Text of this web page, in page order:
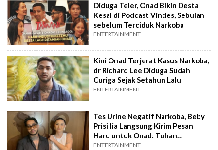
Diduga Teler, Onad Bikin Desta
Kesal di Podcast Vindes, Sebulan
sebelum Terciduk Narkoba
ENTERTAINMENT
Kini Onad Terjerat Kasus Narkoba,
dr Richard Lee Diduga Sudah
Curiga Sejak Setahun Lalu
ENTERTAINMENT
Tes Urine Negatif Narkoba, Beby
Prisillia Langsung Kirim Pesan
Haru untuk Onad: Tuhan
Bersamamu
ENTERTAINMENT